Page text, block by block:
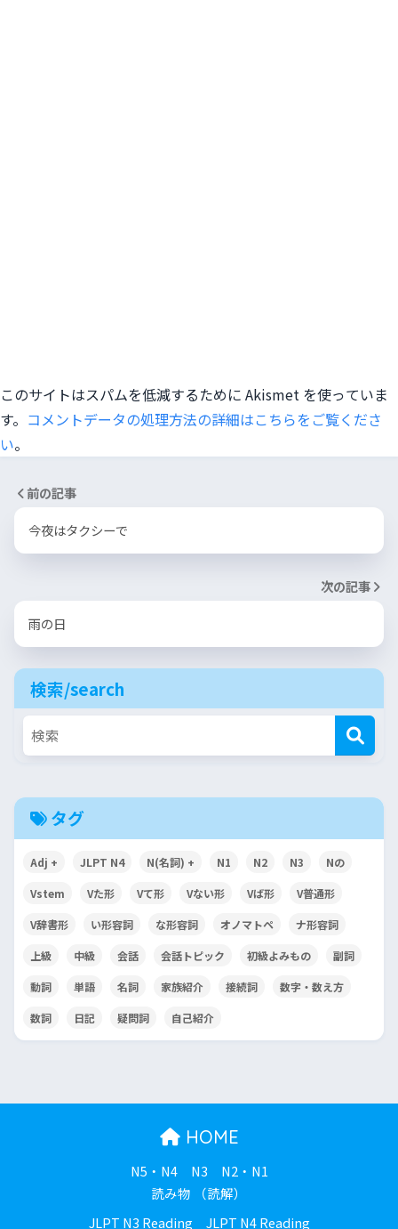
このサイトはスパムを低減するために Akismet を使っていま
す。 コメントデータの処理方法の詳細はこちらをご覧くださ
い。
前の記事
今夜はタクシーで
次の記事
雨の日
検索/search
タグ
Adj + JLPT N4 N(名詞) + N1 N2 N3 Nの
Vstem Vた形 Vて形 Vない形 Vば形 V普通形
V辞書形 い形容詞 な形容詞 オノマトペ ナ形容詞
上級 中級 会話 会話トピック 初級よみもの 副詞
動詞 単語 名詞 家族紹介 接続詞 数字・数え方
数詞 日記 疑問詞 自己紹介
HOME
N5・N4 N3
N2・N1
読み物 （読解）
JLPT N3 Reading
JLPT N4 Reading